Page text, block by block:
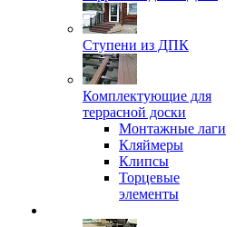
Ступени из ДПК
Комплектующие для
террасной доски
Монтажные лаги
Кляймеры
Клипсы
Торцевые
элементы